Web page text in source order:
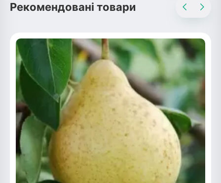
Рекомендовані товари